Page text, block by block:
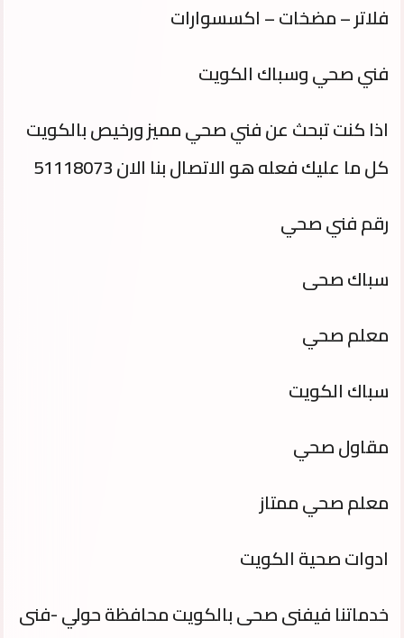
فلاتر – مضخات – اكسسوارات
فني صحي وسباك الكويت
اذا كنت تبحث عن فني صحي مميز ورخيص بالكويت
كل ما عليك فعله هو الاتصال بنا الان 51118073
رقم فني صحي
سباك صحى
معلم صحي
سباك الكويت
مقاول صحي
معلم صحي ممتاز
ادوات صحية الكويت
خدماتنا فيفنى صحى بالكويت محافظة حولي -فنى